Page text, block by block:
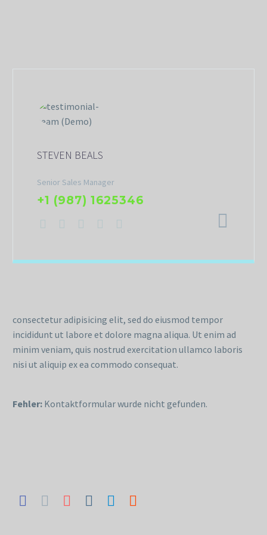
STEVEN BEALS
Senior Sales Manager
+1 (987) 1625346
consectetur adipisicing elit, sed do eiusmod tempor
incididunt ut labore et dolore magna aliqua. Ut enim ad
minim veniam, quis nostrud exercitation ullamco laboris
nisi ut aliquip ex ea commodo consequat.
Fehler: Kontaktformular wurde nicht gefunden.